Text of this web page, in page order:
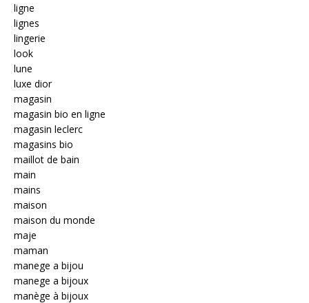
ligne
lignes
lingerie
look
lune
luxe dior
magasin
magasin bio en ligne
magasin leclerc
magasins bio
maillot de bain
main
mains
maison
maison du monde
maje
maman
manege a bijou
manege a bijoux
manège à bijoux